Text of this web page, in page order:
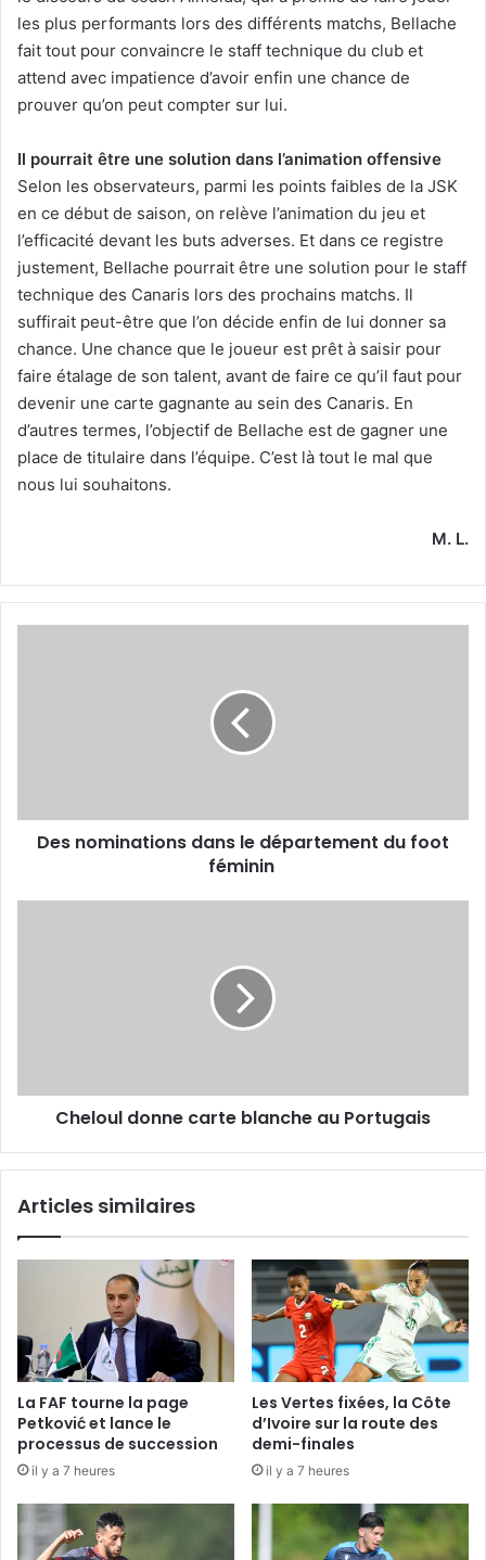
les plus performants lors des différents matchs, Bellache
fait tout pour convaincre le staff technique du club et
attend avec impatience d’avoir enfin une chance de
prouver qu’on peut compter sur lui.
Il pourrait être une solution dans l’animation offensive
Selon les observateurs, parmi les points faibles de la JSK
en ce début de saison, on relève l’animation du jeu et
l’efficacité devant les buts adverses. Et dans ce registre
justement, Bellache pourrait être une solution pour le staff
technique des Canaris lors des prochains matchs. Il
suffirait peut-être que l’on décide enfin de lui donner sa
chance. Une chance que le joueur est prêt à saisir pour
faire étalage de son talent, avant de faire ce qu’il faut pour
devenir une carte gagnante au sein des Canaris. En
d’autres termes, l’objectif de Bellache est de gagner une
place de titulaire dans l’équipe. C’est là tout le mal que
nous lui souhaitons.
M. L.
Des nominations dans le département du foot
féminin
Cheloul donne carte blanche au Portugais
Articles similaires
La FAF tourne la page
Petković et lance le
processus de succession
il y a 7 heures
Les Vertes fixées, la Côte
d’Ivoire sur la route des
demi-finales
il y a 7 heures